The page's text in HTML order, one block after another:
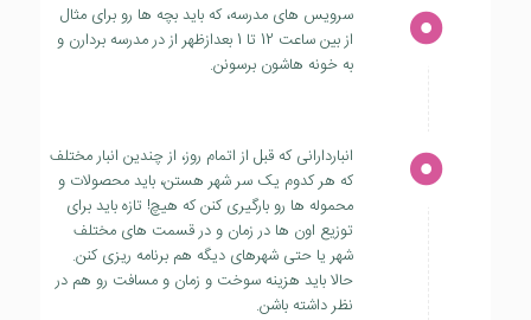
سرویس های مدرسه، که باید بچه ها رو برای مثال
از بین ساعت 12 تا 1 بعدازظهر از در مدرسه بردارن و
به خونه هاشون برسونن.
انباردارانی که قبل از اتمام روز، از چندین انبار مختلف
که هر کدوم یک سر شهر هستن، باید محصولات و
محموله ها رو بارگیری کنن که هیچ! تازه باید برای
توزیع اون ها در زمان و در قسمت های مختلف
شهر یا حتی شهرهای دیگه هم برنامه ریزی کنن.
حالا باید هزینه سوخت و زمان و مسافت رو هم در
نظر داشته باشن.